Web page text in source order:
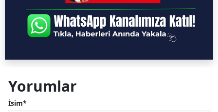
Yorumlar
İsim*